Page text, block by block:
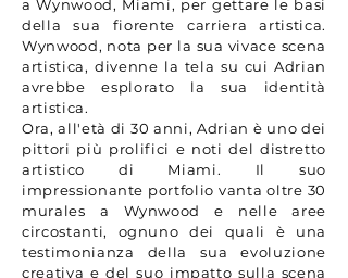
a Wynwood, Miami, per gettare le basi
della sua fiorente carriera artistica.
Wynwood, nota per la sua vivace scena
artistica, divenne la tela su cui Adrian
avrebbe esplorato la sua identità
artistica.
Ora, all'età di 30 anni, Adrian è uno dei
pittori più prolifici e noti del distretto
artistico di Miami. Il suo
impressionante portfolio vanta oltre 30
murales a Wynwood e nelle aree
circostanti, ognuno dei quali è una
testimonianza della sua evoluzione
creativa e del suo impatto sulla scena